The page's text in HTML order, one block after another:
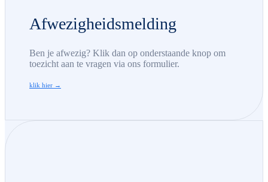
Afwezigheidsmelding
Ben je afwezig? Klik dan op onderstaande knop om
toezicht aan te vragen via ons formulier.
klik hier →